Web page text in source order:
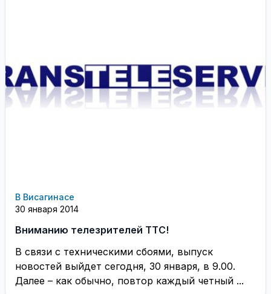
В Висагинасе
30 января 2014
Вниманию телезрителей ТТС!
В связи с техническими сбоями, выпуск
новостей выйдет сегодня, 30 января, в 9.00.
Далее – как обычно, повтор каждый четный ...